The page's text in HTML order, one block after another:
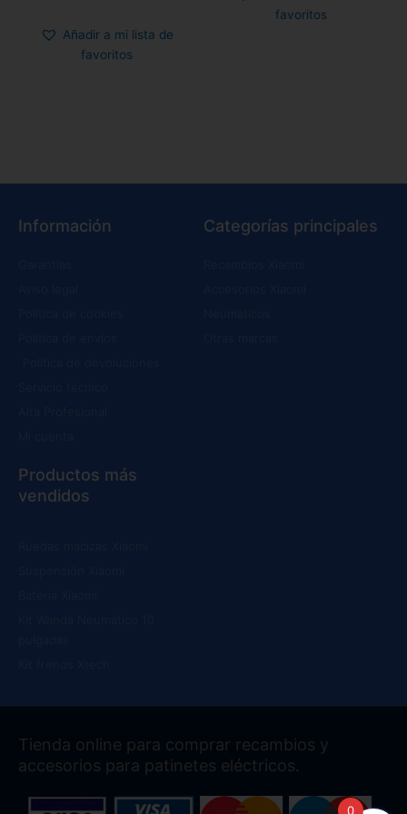
Añadir a mi lista de
favoritos
favoritos
Información Categorías principales
Productos más
vendidos
Tienda online para comprar recambios y
accesorios para patinetes eléctricos.
0